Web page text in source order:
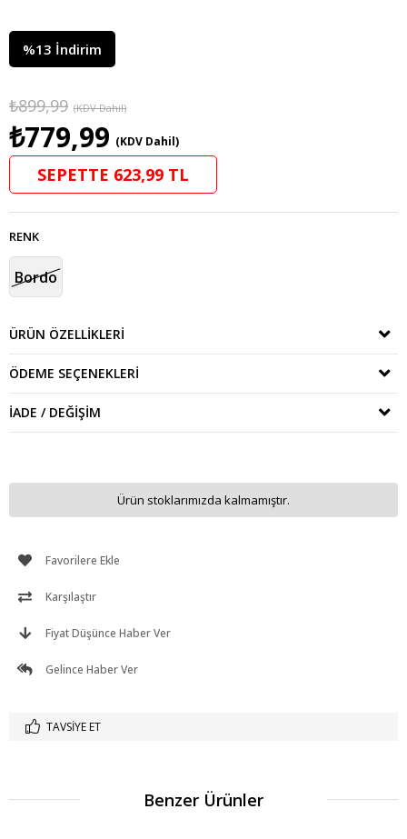
%13 İndirim
₺899,99 (KDV Dahil)
₺779,99 (KDV Dahil)
SEPETTE 623,99 TL
RENK
Bordo
ÜRÜN ÖZELLIKLERI
ÖDEME SEÇENEKLERI
İADE / DEĞIŞIM
Ürün stoklarımızda kalmamıştır.
Favorilere Ekle
Karşılaştır
Fiyat Düşünce Haber Ver
Gelince Haber Ver
TAVSIYE ET
Benzer Ürünler